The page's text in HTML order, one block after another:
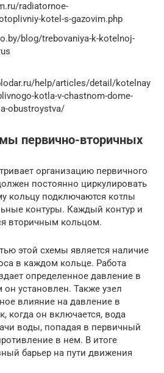
radiatornoe-
kotel-s-gazovim.php
blog/trebovaniya-k-kotelnoj-
help/articles/detail/kotelnay
kotla-v-chastnom-dome-
obustroystva/
первично-вторичных
организацию первичного
постоянно циркулировать
кольцу подключаются котлы
контуры. Каждый контур и
вторичным кольцом.
этой схемы является наличие
в каждом кольце. Работа
определенное давление в
установлен. Также узел
влияние на давление в
когда он включается, вода
воды, попадая в первичный
в нем. В итоге
барьер на пути движения